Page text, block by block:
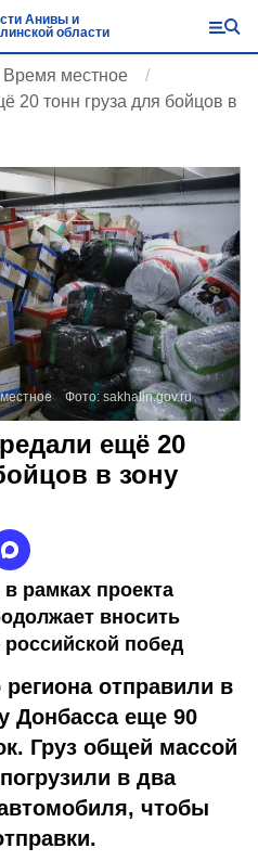
Анивы и
области
Время местное
20 тонн груза для бойцов в
Фото: sakhalin.gov.ru
ещё 20
в зону
рамках проекта
вносить
побед
отправили в
Донбасса еще 90
Груз общей массой
в два
чтобы